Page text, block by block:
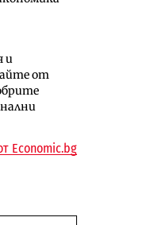
и
от
Google
сектора го
на
Economic.bg